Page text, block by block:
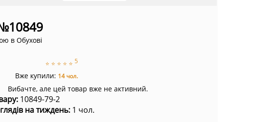
в Обухові
⭐ ⭐ ⭐ ⭐ ⭐ 5
Вже купили: 14 чол.
Вибачте, але цей товар вже не активний.
10849-79-2
на тиждень:1 чол.